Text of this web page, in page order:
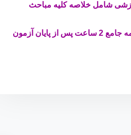
شامل خلاصه کلیه مباحث